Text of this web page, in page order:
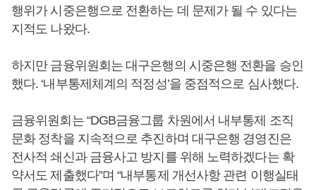
행위가 시중은행으로 전환하는 데 문제가 될 수 있다는
지적도 나왔다.
하지만 금융위원회는 대구은행의 시중은행 전환을 승인
했다. ‘내부통제체계의 적정성’을 중점적으로 심사했다.
금융위원회는 “DGB금융그룹 차원에서 내부통제 조직
문화 정착을 지속적으로 추진하며 대구은행 경영진은
전사적 쇄신과 금융사고 방지를 위해 노력하겠다는 확
약서도 제출했다”며 “내부통제 개선사항 관련 이행실태